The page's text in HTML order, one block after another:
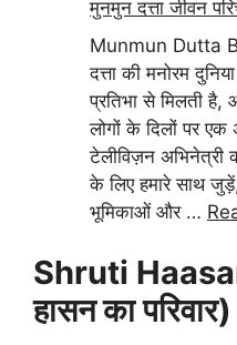
मुनमुन दत्ता जीवन
Munmun Dutta
दत्ता की मनोरम
प्रतिभा से मिलती है,
लोगों के दिलों पर
टेलीविज़न अभिनेत्री
के लिए हमारे साथ जुड़ें,
भूमिकाओं और …
Shruti
हासन का परिवार)